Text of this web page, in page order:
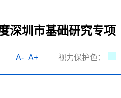
深圳市基础研究专
A- A+ 视力保护色：